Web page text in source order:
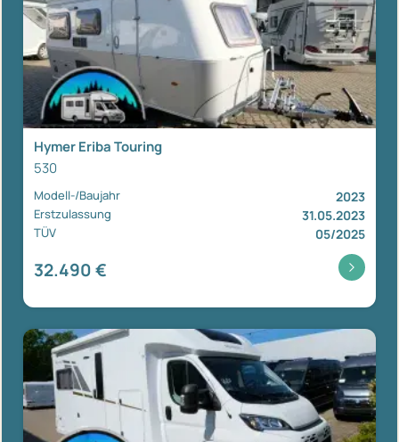
Hymer Eriba Touring
530
Modell-/Baujahr 2023
Erstzulassung 31.05.2023
TÜV 05/2025
32.490 €